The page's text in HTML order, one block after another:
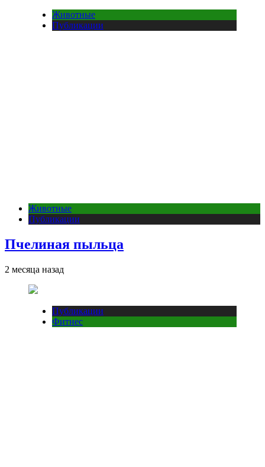
Животные
Публикации
Животные
Публикации
Пчелиная пыльца
2 месяца назад
Публикации
Фитнес